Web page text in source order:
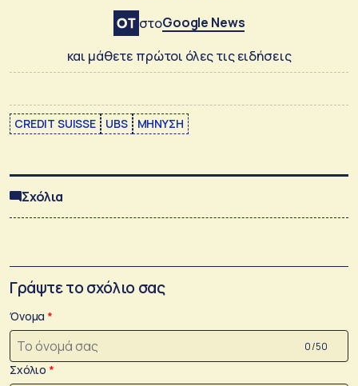
στοGoogle News
και μάθετε πρώτοι όλες τις ειδήσεις
CREDIT SUISSE UBS ΜΗΝΥΣΗ
Σχόλια
Γράψτε το σχόλιο σας
Όνομα
0 /50
Σχόλιο